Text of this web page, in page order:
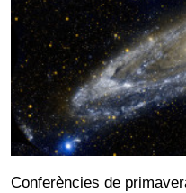
Conferències de